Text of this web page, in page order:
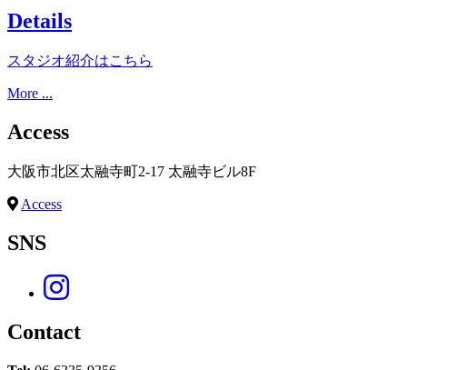
Details
スタジオ紹介はこちら
More ...
Access
大阪市北区太融寺町2-17 太融寺ビル8F
Access
SNS
Contact